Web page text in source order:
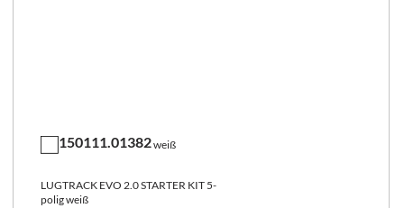
150111.01382weiß
LUGTRACK EVO 2.0 STARTER KIT 5-
polig weiß